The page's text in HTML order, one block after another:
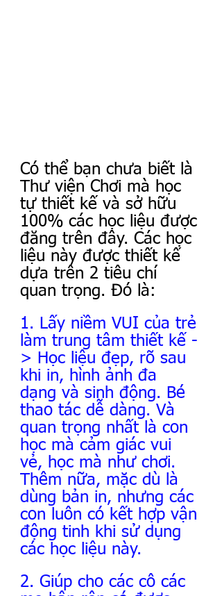
Có thể bạn chưa biết là
Thư viện Chơi mà học
tự thiết kế và sở hữu
100% các học liệu được
đăng trên đây. Các học
liệu này được thiết kế
dựa trên 2 tiêu chí
quan trọng. Đó là:
1. Lấy niềm VUI của trẻ
làm trung tâm thiết kế -
> Học liệu đẹp, rõ sau
khi in, hình ảnh đa
dạng và sinh động. Bé
thao tác dễ dàng. Và
quan trọng nhất là con
học mà cảm giác vui
vẻ, học mà như chơi.
Thêm nữa, mặc dù là
dùng bản in, nhưng các
con luôn có kết hợp vận
động tinh khi sử dụng
các học liệu này.
2. Giúp cho các cô các